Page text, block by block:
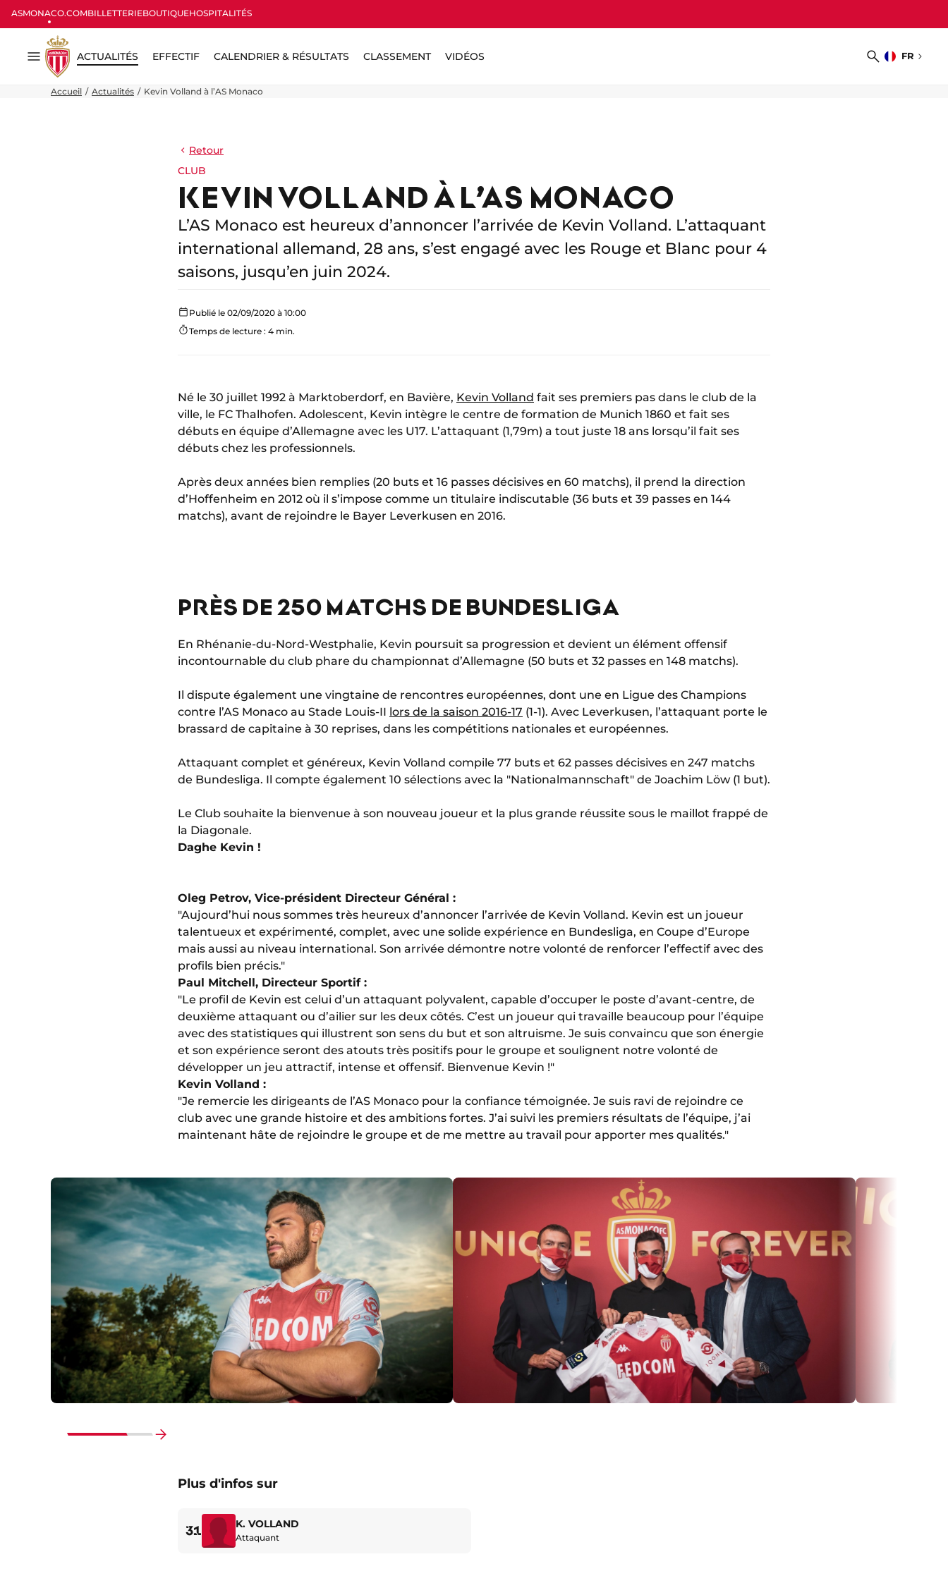
ASMONACO.COMBILLETTERIEBOUTIQUEHOSPITALITÉS
Menu
ACTUALITÉS EFFECTIF CALENDRIER & RÉSULTATS CLASSEMENT VIDÉOS
Recherche
FR
Choisir
Accueil Actualités Kevin Volland à l’AS Monaco
Retour
CLUB
KEVIN VOLLAND À L’AS MONACO
L’AS Monaco est heureux d’annoncer l’arrivée de Kevin Volland. L’attaquant
international allemand, 28 ans, s’est engagé avec les Rouge et Blanc pour 4
saisons, jusqu’en juin 2024.
Publié le 02/09/2020 à 10:00
Temps de lecture : 4 min.
Né le 30 juillet 1992 à Marktoberdorf, en Bavière, Kevin Volland fait ses premiers pas dans le club de la
ville, le FC Thalhofen. Adolescent, Kevin intègre le centre de formation de Munich 1860 et fait ses
débuts en équipe d’Allemagne avec les U17. L’attaquant (1,79m) a tout juste 18 ans lorsqu’il fait ses
débuts chez les professionnels.
Après deux années bien remplies (20 buts et 16 passes décisives en 60 matchs), il prend la direction
d’Hoffenheim en 2012 où il s’impose comme un titulaire indiscutable (36 buts et 39 passes en 144
matchs), avant de rejoindre le Bayer Leverkusen en 2016.
PRÈS DE 250 MATCHS DE BUNDESLIGA
En Rhénanie-du-Nord-Westphalie, Kevin poursuit sa progression et devient un élément offensif
incontournable du club phare du championnat d’Allemagne (50 buts et 32 passes en 148 matchs).
Il dispute également une vingtaine de rencontres européennes, dont une en Ligue des Champions
contre l’AS Monaco au Stade Louis-II lors de la saison 2016-17 (1-1). Avec Leverkusen, l’attaquant porte le
brassard de capitaine à 30 reprises, dans les compétitions nationales et européennes.
Attaquant complet et généreux, Kevin Volland compile 77 buts et 62 passes décisives en 247 matchs
de Bundesliga. Il compte également 10 sélections avec la "Nationalmannschaft" de Joachim Löw (1 but).
Le Club souhaite la bienvenue à son nouveau joueur et la plus grande réussite sous le maillot frappé de
la Diagonale.
Daghe Kevin !
Oleg Petrov, Vice-président Directeur Général :
"Aujourd’hui nous sommes très heureux d’annoncer l’arrivée de Kevin Volland. Kevin est un joueur
talentueux et expérimenté, complet, avec une solide expérience en Bundesliga, en Coupe d’Europe
mais aussi au niveau international. Son arrivée démontre notre volonté de renforcer l’effectif avec des
profils bien précis."
Paul Mitchell, Directeur Sportif :
"Le profil de Kevin est celui d’un attaquant polyvalent, capable d’occuper le poste d’avant-centre, de
deuxième attaquant ou d’ailier sur les deux côtés. C’est un joueur qui travaille beaucoup pour l’équipe
avec des statistiques qui illustrent son sens du but et son altruisme. Je suis convaincu que son énergie
et son expérience seront des atouts très positifs pour le groupe et soulignent notre volonté de
développer un jeu attractif, intense et offensif. Bienvenue Kevin !"
Kevin Volland :
"Je remercie les dirigeants de l’AS Monaco pour la confiance témoignée. Je suis ravi de rejoindre ce
club avec une grande histoire et des ambitions fortes. J’ai suivi les premiers résultats de l’équipe, j’ai
maintenant hâte de rejoindre le groupe et de me mettre au travail pour apporter mes qualités."
versPlus d'infos sur
31 K. VOLLAND
Attaquant